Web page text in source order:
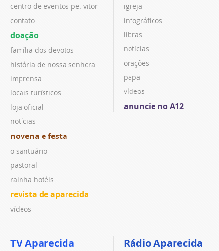
centro de eventos pe. vitor
contato
doação
família dos devotos
história de nossa senhora
imprensa
locais turísticos
loja oficial
notícias
novena e festa
o santuário
pastoral
rainha hotéis
revista de aparecida
vídeos
igreja
infográficos
libras
notícias
orações
papa
vídeos
anuncie no A12
TV Aparecida Rádio Aparecida